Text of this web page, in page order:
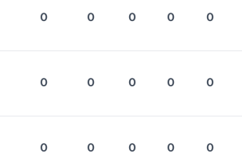
0 0 0 0 0
0 0 0 0 0
0 0 0 0 0